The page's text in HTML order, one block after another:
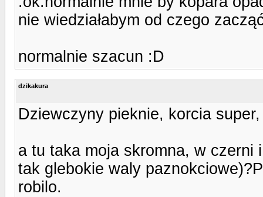
nie wiedziałabym od czego
normalnie szacun :D
dzikakura
Dziewczyny pieknie, korcia
a tu taka moja skromna, w czerni
tak glebokie waly
robilo.